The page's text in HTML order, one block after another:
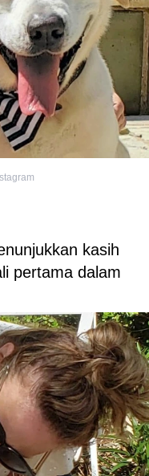
kasih
pertama dalam